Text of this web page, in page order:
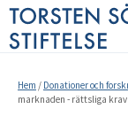
Hem / Donationer och
marknaden - rättsliga